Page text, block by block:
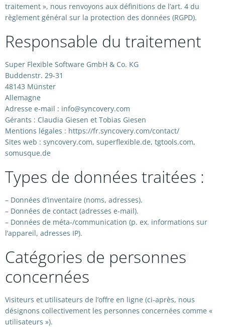
traitement », nous renvoyons aux définitions de l’art. 4 du
règlement général sur la protection des données (RGPD).
Responsable du traitement
Super Flexible Software GmbH & Co. KG
Buddenstr. 29-31
48143 Münster
Allemagne
Adresse e-mail : info@syncovery.com
Gérants : Claudia Giesen et Tobias Giesen
Mentions légales : https://fr.syncovery.com/contact/
Sites web : syncovery.com, superflexible.de, tgtools.com,
somusque.de
Types de données traitées :
– Données d’inventaire (noms, adresses).
– Données de contact (adresses e-mail).
– Données de méta-/communication (p. ex. informations sur
l’appareil, adresses IP).
Catégories de personnes
concernées
Visiteurs et utilisateurs de l’offre en ligne (ci-après, nous
désignons collectivement les personnes concernées comme «
utilisateurs »).